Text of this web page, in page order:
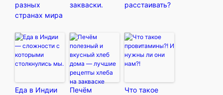
разных
странах мира
закваски.
расстаивать?
Еда в Индии
Печём
Что такое